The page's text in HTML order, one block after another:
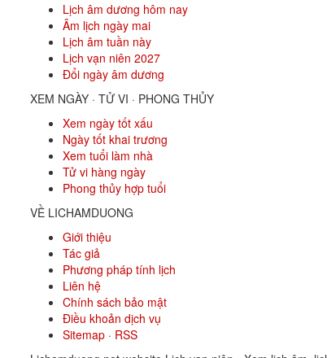
Lịch âm dương hôm nay
Âm lịch ngày mai
Lịch âm tuần này
Lịch vạn niên 2027
Đổi ngày âm dương
XEM NGÀY · TỬ VI · PHONG THỦY
Xem ngày tốt xấu
Ngày tốt khai trương
Xem tuổi làm nhà
Tử vi hàng ngày
Phong thủy hợp tuổi
VỀ LICHAMDUONG
Giới thiệu
Tác giả
Phương pháp tính lịch
Liên hệ
Chính sách bảo mật
Điều khoản dịch vụ
Sitemap · RSS